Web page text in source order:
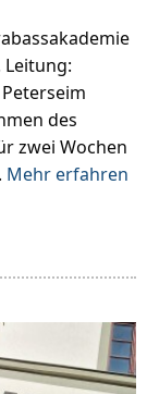
des
zwei Wochen
Mehr erfahren